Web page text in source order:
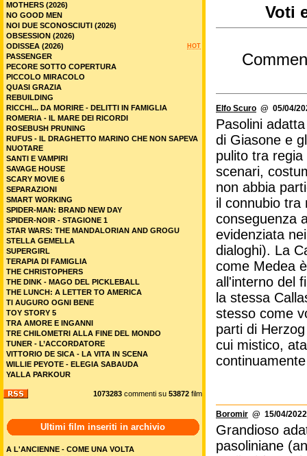
Voti
Elfo Scuro @ 05/04/
Pasolini
di Giasone e
pulito tra
scenari,
non abbia
il connubio tra
conseguenza
evidenziata
dialoghi). La
come Medea
all'interno del
la stessa
stesso come
parti di
cui mistico,
Boromir @ 15/04/
Grandioso
pasoliniane
MOTHERS (2026)
NO GOOD MEN
NOI DUE SCONOSCIUTI (2026)
OBSESSION (2026)
HOT
ODISSEA (2026)
PASSENGER
PECORE SOTTO COPERTURA
PICCOLO MIRACOLO
QUASI GRAZIA
REBUILDING
RICCHI... DA MORIRE - DELITTI IN FAMIGLIA
ROMERIA - IL MARE DEI RICORDI
ROSEBUSH PRUNING
RUFUS - IL DRAGHETTO MARINO CHE NON SAPEVA
NUOTARE
SANTI E VAMPIRI
SAVAGE HOUSE
SCARY MOVIE 6
SEPARAZIONI
SMART WORKING
SPIDER-MAN: BRAND NEW DAY
SPIDER-NOIR - STAGIONE 1
STAR WARS: THE MANDALORIAN AND GROGU
STELLA GEMELLA
SUPERGIRL
TERAPIA DI FAMIGLIA
THE CHRISTOPHERS
THE DINK - MAGO DEL PICKLEBALL
THE LUNCH: A LETTER TO AMERICA
TI AUGURO OGNI BENE
TOY STORY 5
TRA AMORE E INGANNI
TRE CHILOMETRI ALLA FINE DEL MONDO
TUNER - L’ACCORDATORE
VITTORIO DE SICA - LA VITA IN SCENA
WILLIE PEYOTE - ELEGIA SABAUDA
YALLA PARKOUR
1073283 commenti su 53872 film
Ultimi film inseriti in archivio
A L'ANCIENNE - COME UNA VOLTA